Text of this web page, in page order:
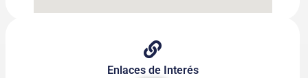
Enlaces de Interés